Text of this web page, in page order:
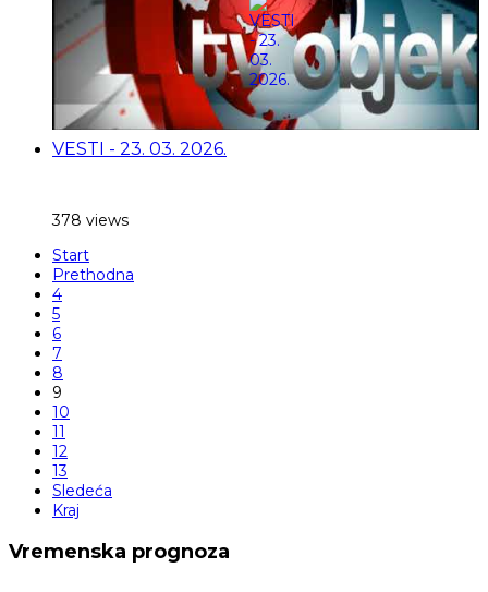
VESTI - 23. 03. 2026.
378 views
Start
Prethodna
4
5
6
7
8
9
10
11
12
13
Sledeća
Kraj
Vremenska prognoza